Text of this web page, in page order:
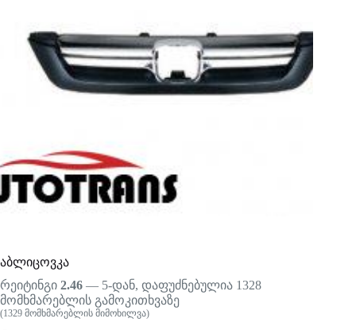
აბლიცოვკა
რეიტინგი 2.46 — 5-დან, დაფუძნებულია 1328
მომხმარებლის გამოკითხვაზე
(1329 მომხმარებლის მიმოხილვა)